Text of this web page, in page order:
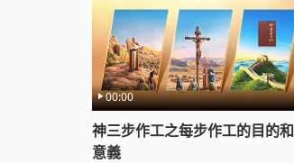
00:00
神三步作工之每步作工的目的和
意義